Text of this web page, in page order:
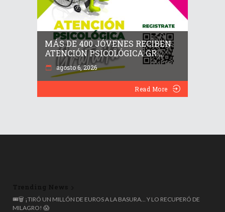
MÁS DE 400 JÓVENES RECIBEN
ATENCIÓN PSICOLÓGICA GR...
agosto 6, 2026
Read More
¡ALERTA SANITARIA! RETIRAN MÁS DE 12 MILLONES DE GOTAS ROhto
POR RIESGO DE CONTAMINACIÓN OCULAR 👁️⚠️